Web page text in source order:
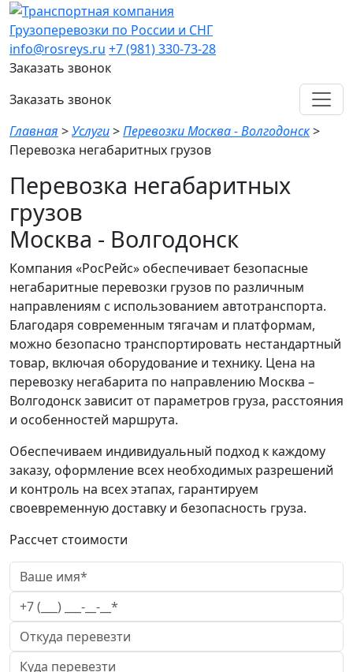
Грузоперевозки по России и СНГ
info@rosreys.ru +7 (981) 330-73-28
Заказать звонок
Заказать звонок
Главная >Услуги>Перевозки Москва - Волгодонск>
Перевозка негабаритных грузов
Перевозка негабаритных
грузов
Москва - Волгодонск
Компания «РосРейс» обеспечивает безопасные
негабаритные перевозки грузов по различным
направлениям с использованием автотранспорта.
Благодаря современным тягачам и платформам,
можно безопасно транспортировать нестандартный
товар, включая оборудование и технику. Цена на
перевозку негабарита по направлению Москва –
Волгодонск зависит от параметров груза, расстояния
и особенностей маршрута.
Обеспечиваем индивидуальный подход к каждому
заказу, оформление всех необходимых разрешений
и контроль на всех этапах, гарантируем
своевременную доставку и безопасность груза.
Рассчет стоимости